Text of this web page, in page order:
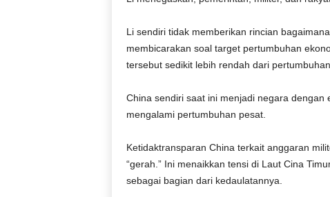
Li sendiri tidak memberikan rincian
membicarakan soal target pertumbuhan
tersebut sedikit lebih rendah dari
China sendiri saat ini menjadi negara
mengalami pertumbuhan pesat.
Ketidaktransparan China terkait anggaran
“gerah.” Ini menaikkan tensi di Laut Cina
sebagai bagian dari kedaulatannya.